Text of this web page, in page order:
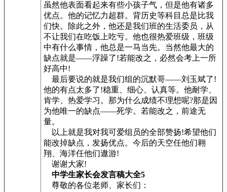
虽然他表面看起来有些小孩子气，但是他有诸多
优点。他的记忆力超群。背历史等科目总是比我
们快。除此之外，他还是我们班的生活委员，从
不让我们在吃饭上吃亏。他也很热爱班级，班级
中有什么事情，他总是一马当先。当然他最大的
缺点就是——浮躁了!若能改之，必然会考上一所
好高中!
最后要说的就是我们组的沉默哥——刘玉斌了!
他的有点太多了!稳重、细心、认真等。他耐学、
肯学、热爱学习。那为什么成绩不理想呢?那是因
为他唯一的缺点——死学。若能改之，前途无
量。
以上就是我对我可爱组员的全部赞扬!希望他们
能改掉缺点，发扬优点。今后的天空任他们翱
翔、海洋任他们遨游!
谢谢大家!
中学生家长会发言稿大全5
尊敬的各位老师、家长们：